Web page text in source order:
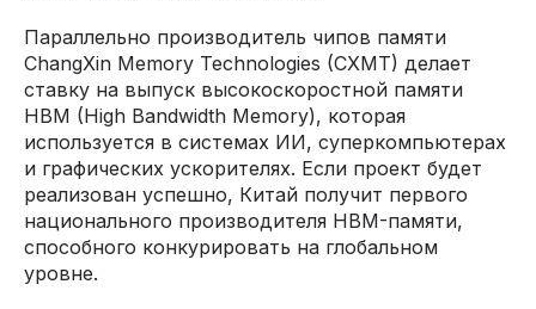
Параллельно производитель чипов памяти
ChangXin Memory Technologies (CXMT) делает
ставку на выпуск высокоскоростной памяти
HBM (High Bandwidth Memory), которая
используется в системах ИИ, суперкомпьютерах
и графических ускорителях. Если проект будет
реализован успешно, Китай получит первого
национального производителя HBM-памяти,
способного конкурировать на глобальном
уровне.